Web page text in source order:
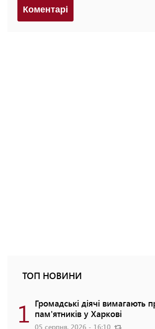
Коментарi
ТОП НОВИНИ
1 Громадські діячі вимагають
пам'ятників у Харкові
05 серпня, 2026 - 16:10